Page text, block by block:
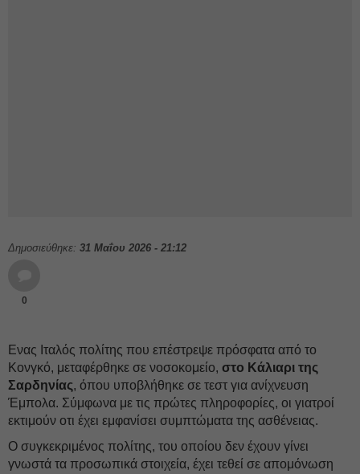
Δημοσιεύθηκε: 31 Μαΐου 2026 - 21:12
0
Ενας Ιταλός πολίτης που επέστρεψε πρόσφατα από το
Κονγκό, μεταφέρθηκε σε νοσοκομείο, στο Κάλιαρι της
Σαρδηνίας, όπου υποβλήθηκε σε τεστ για ανίχνευση
Έμπολα. Σύμφωνα με τις πρώτες πληροφορίες, οι γιατροί
εκτιμούν οτι έχει εμφανίσει συμπτώματα της ασθένειας.
Ο συγκεκριμένος πολίτης, του οποίου δεν έχουν γίνει
γνωστά τα προσωπικά στοιχεία, έχει τεθεί σε απομόνωση